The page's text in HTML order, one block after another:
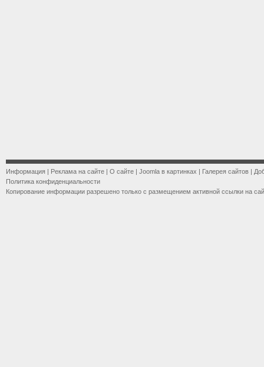
Информация | Реклама на сайте | О сайте | Joomla в картинках | Галерея сайтов |
Политика конфиденциальности
Копирование информации разрешено только с размещением активной ссылки на